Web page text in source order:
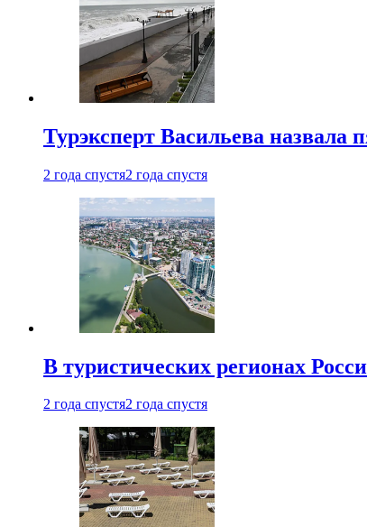
Турэксперт Васильева
2 года спустя2 года спустя
В туристических регионах
2 года спустя2 года спустя